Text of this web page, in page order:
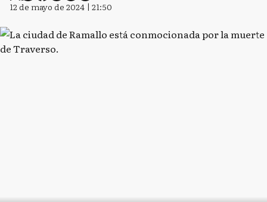
12 de mayo de 2024 | 21:50